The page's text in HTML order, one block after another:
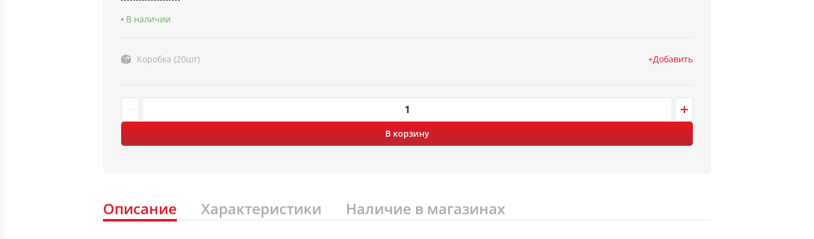
В наличии
Коробка (20шт) Добавить
В корзину
Описание Характеристики Наличие в магазинах